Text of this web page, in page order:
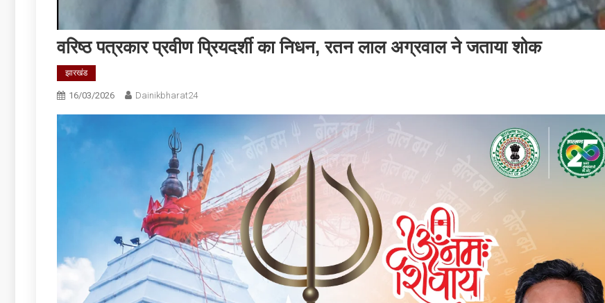
वरिष्ठ पत्रकार प्रवीण प्रियदर्शी का निधन, रतन लाल अग्रवाल ने जताया शोक
झारखंड
16/03/2026 Dainikbharat24